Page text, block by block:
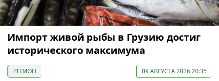
Импорт живой рыбы в Грузию достиг
исторического максимума
РЕГИОН 09 АВГУСТА 2026 20:35